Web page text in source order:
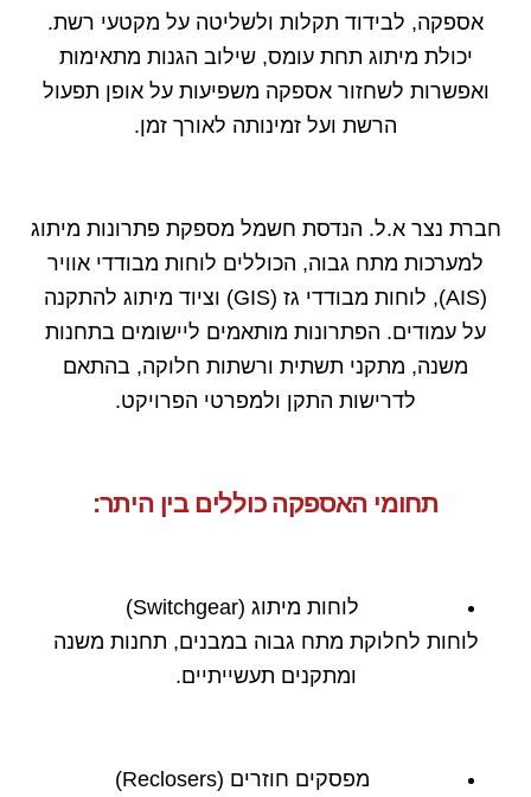
אספקה, לבידוד תקלות ולשליטה על מקטעי רשת.
יכולת מיתוג תחת עומס, שילוב הגנות מתאימות
ואפשרות לשחזור אספקה משפיעות על אופן תפעול
הרשת ועל זמינותה לאורך זמן.
חברת נצר א.ל. הנדסת חשמל מספקת פתרונות מיתוג
למערכות מתח גבוה, הכוללים לוחות מבודדי אוויר
(AIS), לוחות מבודדי גז (GIS) וציוד מיתוג להתקנה
על עמודים. הפתרונות מותאמים ליישומים בתחנות
משנה, מתקני תשתית ורשתות חלוקה, בהתאם
לדרישות התקן ולמפרטי הפרויקט.
תחומי האספקה כוללים בין היתר:
לוחות מיתוג (Switchgear)
לוחות לחלוקת מתח גבוה במבנים, תחנות משנה
ומתקנים תעשייתיים.
מפסקים חוזרים (Reclosers)